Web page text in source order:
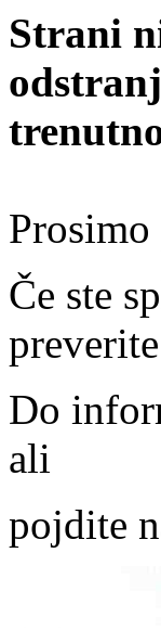
Strani
Prosimo
Če ste
Do
ali
pojdite